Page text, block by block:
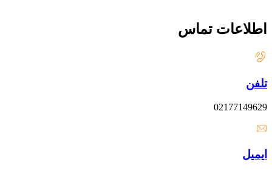
اطلاعات تماس
تلفن
02177149629
ایمیل